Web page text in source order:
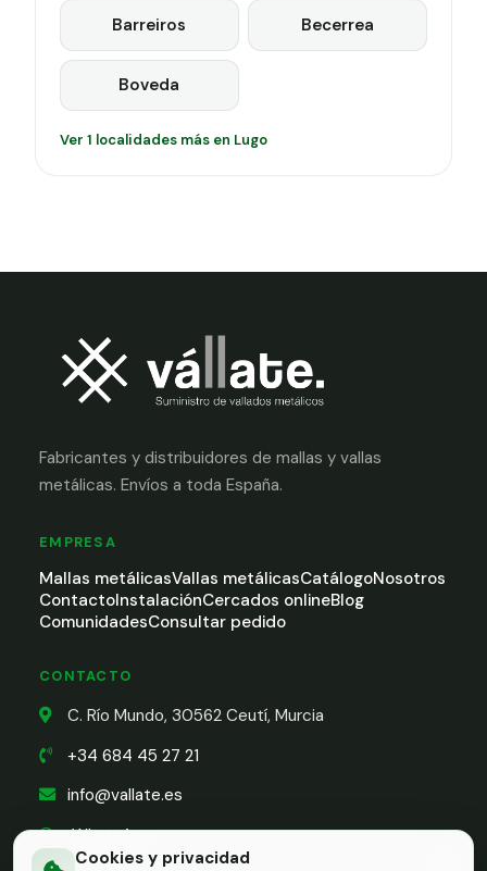
Cookies y privacidad
Barreiros Becerrea
Boveda
Ver 1 localidades más en Lugo
Fabricantes y distribuidores de mallas y vallas
metálicas. Envíos a toda España.
EMPRESA
Mallas metálicasVallas metálicasCatálogoNosotros
ContactoInstalaciónCercados onlineBlog
ComunidadesConsultar pedido
CONTACTO
C. Río Mundo, 30562 Ceutí, Murcia
+34 684 45 27 21
info@vallate.es
WhatsApp